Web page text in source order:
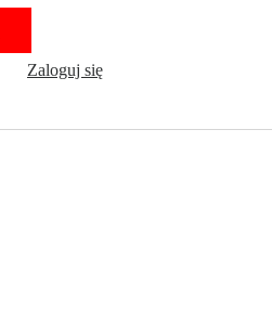
Zaloguj się